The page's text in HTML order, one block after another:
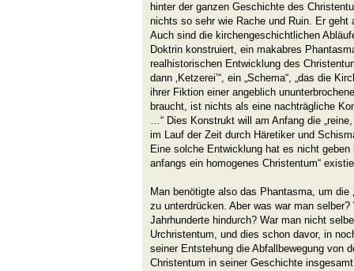
hinter der ganzen Geschichte des
nichts so sehr wie Rache und Ruin. Er geht
Auch sind die kirchengeschichtlichen
Doktrin konstruiert, ein makabres
realhistorischen Entwicklung des
dann ‚Ketzerei’“, ein „Schema“, „das die
ihrer Fiktion einer angeblich
braucht, ist nichts als eine nachträgliche
…“ Dies Konstrukt will am Anfang die „reine,
im Lauf der Zeit durch Häretiker und
Eine solche Entwicklung hat es nicht geben
anfangs ein homogenes Christentum“
Man benötigte also das Phantasma, um die
zu unterdrücken. Aber was war man
Jahrhunderte hindurch? War man nicht
Urchristentum, und dies schon davor, in
seiner Entstehung die Abfallbewegung von
Christentum in seiner Geschichte